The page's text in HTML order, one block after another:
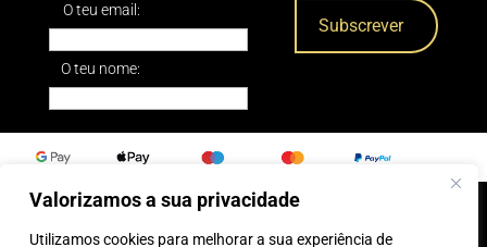
Valorizamos a sua privacidade
Utilizamos cookies para melhorar a sua experiência de
O teu email:
O teu nome: